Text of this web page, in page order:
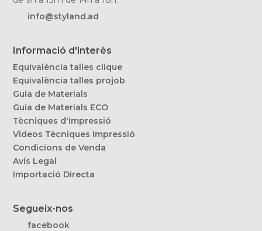
info@styland.ad
Informació d'interès
Equivalència talles clique
Equivalència talles projob
Guia de Materials
Guia de Materials ECO
Tècniques d'impressió
Videos Tècniques Impressió
Condicions de Venda
Avís Legal
Importació Directa
Segueix-nos
facebook